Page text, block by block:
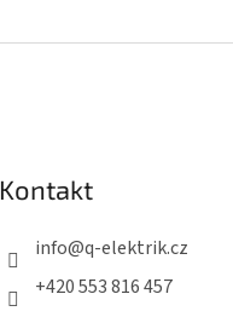
Kontakt
info@q-elektrik.cz
+420 553 816 457